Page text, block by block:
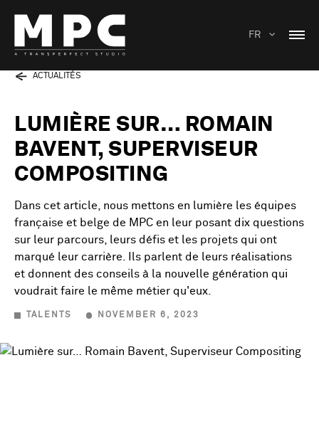
FR
ACTUALITÉS
LUMIÈRE SUR… ROMAIN
BAVENT, SUPERVISEUR
COMPOSITING
Dans cet article, nous mettons en lumière les équipes
française et belge de MPC en leur posant dix questions
sur leur parcours, leurs défis et les projets qui ont
marqué leur carrière. Ils parlent de leurs réalisations
et donnent des conseils à la nouvelle génération qui
voudrait faire le même métier qu'eux.
TALENTS NOVEMBER 6, 2023